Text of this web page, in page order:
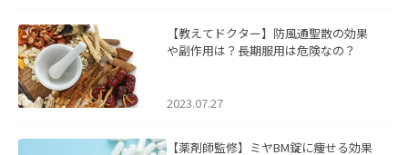
【教えてドクター】防風通聖散の効果
や副作用は？長期服用は危険なの？
2023.07.27
【薬剤師監修】ミヤBM錠に痩せる効果